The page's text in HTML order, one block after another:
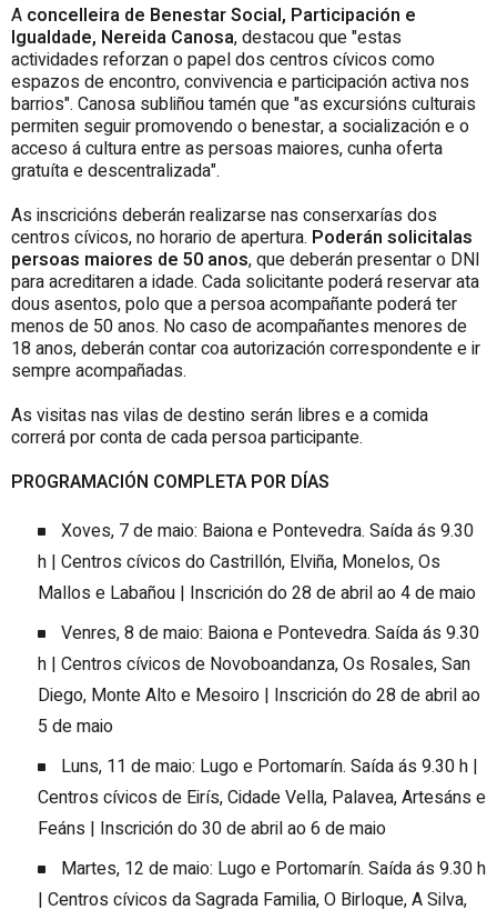
A concelleira de Benestar Social, Participación e
Igualdade, Nereida Canosa, destacou que "estas
actividades reforzan o papel dos centros cívicos como
espazos de encontro, convivencia e participación activa nos
barrios". Canosa subliñou tamén que "as excursións culturais
permiten seguir promovendo o benestar, a socialización e o
acceso á cultura entre as persoas maiores, cunha oferta
gratuíta e descentralizada".
As inscricións deberán realizarse nas conserxarías dos
centros cívicos, no horario de apertura. Poderán solicitalas
persoas maiores de 50 anos, que deberán presentar o DNI
para acreditaren a idade. Cada solicitante poderá reservar ata
dous asentos, polo que a persoa acompañante poderá ter
menos de 50 anos. No caso de acompañantes menores de
18 anos, deberán contar coa autorización correspondente e ir
sempre acompañadas.
As visitas nas vilas de destino serán libres e a comida
correrá por conta de cada persoa participante.
PROGRAMACIÓN COMPLETA POR DÍAS
Xoves, 7 de maio: Baiona e Pontevedra. Saída ás 9.30
h | Centros cívicos do Castrillón, Elviña, Monelos, Os
Mallos e Labañou | Inscrición do 28 de abril ao 4 de maio
Venres, 8 de maio: Baiona e Pontevedra. Saída ás 9.30
h | Centros cívicos de Novoboandanza, Os Rosales, San
Diego, Monte Alto e Mesoiro | Inscrición do 28 de abril ao
5 de maio
Luns, 11 de maio: Lugo e Portomarín. Saída ás 9.30 h |
Centros cívicos de Eirís, Cidade Vella, Palavea, Artesáns e
Feáns | Inscrición do 30 de abril ao 6 de maio
Martes, 12 de maio: Lugo e Portomarín. Saída ás 9.30 h
| Centros cívicos da Sagrada Familia, O Birloque, A Silva,